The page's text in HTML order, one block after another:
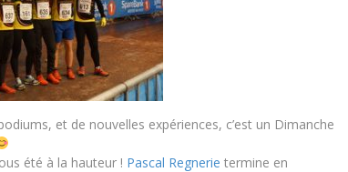
et de nouvelles expériences, c’est un Dimanche
été à la hauteur ! Pascal Regnerie termine en